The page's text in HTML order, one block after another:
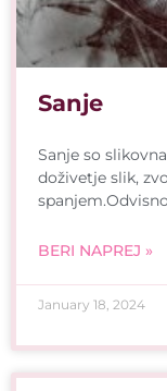
Sanje
Sanje so
doživetje slik,
BERI NAPREJ »
January 18, 2024